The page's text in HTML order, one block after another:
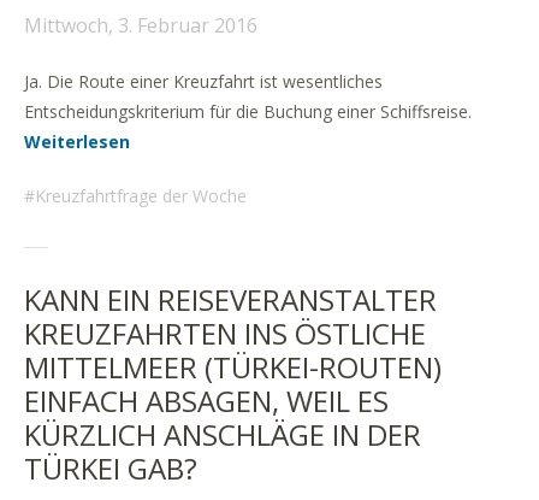
Mittwoch, 3. Februar 2016
Ja. Die Route einer Kreuzfahrt ist wesentliches
Entscheidungskriterium für die Buchung einer Schiffsreise.
Weiterlesen
Kreuzfahrtfrage der Woche
KANN EIN REISEVERANSTALTER
KREUZFAHRTEN INS ÖSTLICHE
MITTELMEER (TÜRKEI-ROUTEN)
EINFACH ABSAGEN, WEIL ES
KÜRZLICH ANSCHLÄGE IN DER
TÜRKEI GAB?